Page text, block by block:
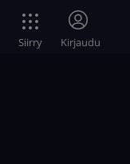
Siirry Kirjaudu